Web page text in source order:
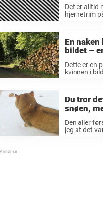
Det er alltid
hjernetrim
En
bildet –
oppdage
Dette er en
kvinnen i
Du tror
snøen,
dyret
Den aller
jeg at det